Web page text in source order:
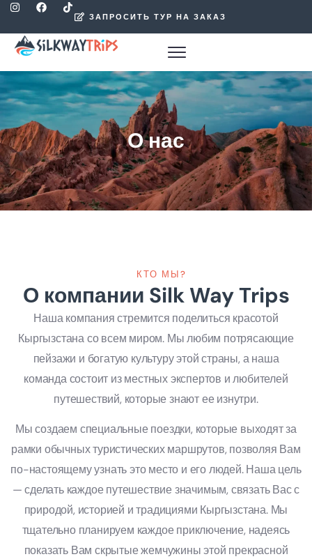
ЗАПРОСИТЬ ТУР НА ЗАКАЗ
О нас
КТО МЫ?
О компании Silk Way Trips
Наша компания стремится поделиться красотой
Кыргызстана со всем миром. Мы любим потрясающие
пейзажи и богатую культуру этой страны, а наша
команда состоит из местных экспертов и любителей
путешествий, которые знают ее изнутри.
Мы создаем специальные поездки, которые выходят за
рамки обычных туристических маршрутов, позволяя Вам
по-настоящему узнать это место и его людей. Наша цель
— сделать каждое путешествие значимым, связать Вас с
природой, историей и традициями Кыргызстана. Мы
тщательно планируем каждое приключение, надеясь
показать Вам скрытые жемчужины этой прекрасной